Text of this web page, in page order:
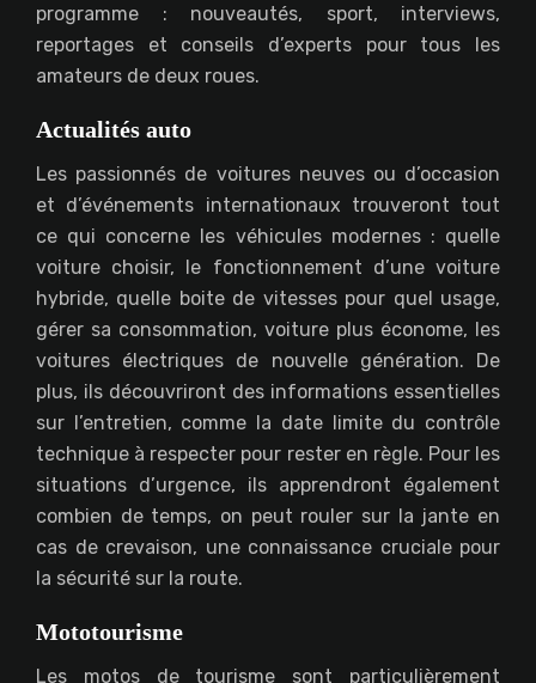
programme : nouveautés, sport, interviews,
reportages et conseils d’experts pour tous les
amateurs de deux roues.
Actualités auto
Les passionnés de voitures neuves ou d’occasion
et d’événements internationaux trouveront tout
ce qui concerne les véhicules modernes : quelle
voiture choisir, le fonctionnement d’une voiture
hybride, quelle boite de vitesses pour quel usage,
gérer sa consommation, voiture plus économe, les
voitures électriques de nouvelle génération. De
plus, ils découvriront des informations essentielles
sur l’entretien, comme la date limite du contrôle
technique à respecter pour rester en règle. Pour les
situations d’urgence, ils apprendront également
combien de temps, on peut rouler sur la jante en
cas de crevaison, une connaissance cruciale pour
la sécurité sur la route.
Mototourisme
Les motos de tourisme sont particulièrement